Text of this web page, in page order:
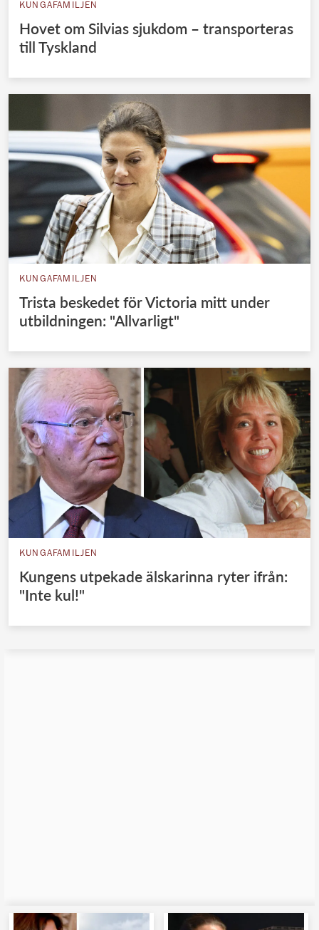
KUNGAFAMILJEN
Hovet om Silvias sjukdom – transporteras
till Tyskland
KUNGAFAMILJEN
Trista beskedet för Victoria mitt under
utbildningen: "Allvarligt"
KUNGAFAMILJEN
Kungens utpekade älskarinna ryter ifrån:
"Inte kul!"